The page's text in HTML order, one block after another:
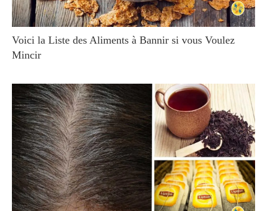
Voici la Liste des Aliments à Bannir si vous Voulez
Mincir